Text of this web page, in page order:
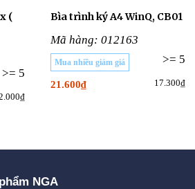
(
>= 5
Bìa trình ký A4 WinQ, CB01
Mã hàng: 012163
>= 5
Mua nhiều giảm giá
21.600₫ 17.300₫
NGA